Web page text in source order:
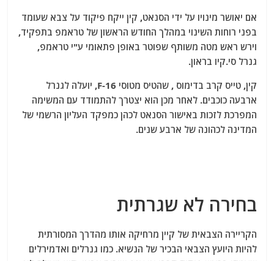
אם יאושר מינויו על ידי הסנאט, קין ייקח פיקוד על צבא שעומד
בפני רוחות השינוי במהלך החודש הראשון של טראמפ בתפקיד,
וירש ראש מטה משותף שפוטר באופן פתאומי ע"י טראמפ,
גנרל סי.קיו בראון.
קין, טייס קרב בדימוס , שהטיס מטוסי F-16, יועלה לגנרל
ארבעה כוכבים. לאחר מכן הוא יצטרך להתמודד עם המשימה
המפרכת לזכות באישור הסנאט לכהן כמפקד העליון הרשמי של
המדינה לכהונה של ארבע שנים.
בחירה לא שגרתית
הקריירה הצבאית של קיין מרחיקה אותו מהדרך המסורתית
להיות היועץ הצבאי הבכיר של הנשיא. כמו גנרלים ואדמירלים